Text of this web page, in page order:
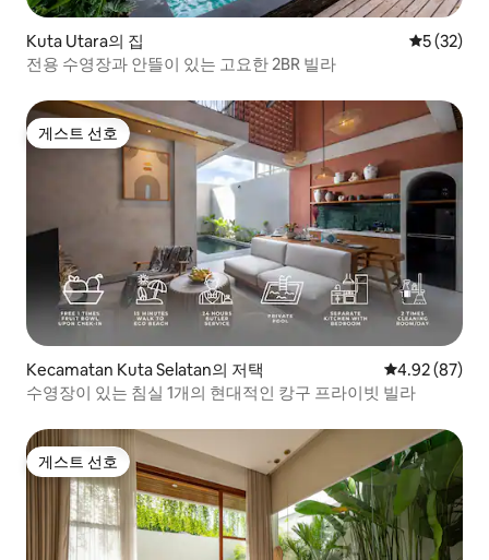
Kuta Utara의 집 평점 5점
5 (32)
전용 수영장과 안뜰이 있는 고요한 2BR 빌라
게스트 선호
게스트 선호
Kecamatan Kuta Selatan의 저택 평점 4.92점(5
4.92 (87)
수영장이 있는 침실 1개의 현대적인 캉구 프라이빗 빌라
게스트 선호
게스트 선호